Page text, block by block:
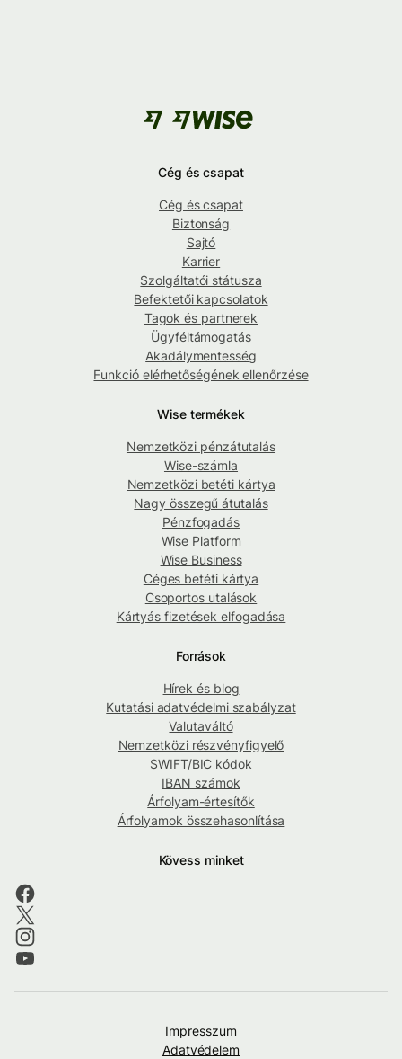
Cég és csapat
Cég és csapat
Biztonság
Sajtó
Karrier
Szolgáltatói státusza
Befektetői kapcsolatok
Tagok és partnerek
Ügyféltámogatás
Akadálymentesség
Funkció elérhetőségének ellenőrzése
Wise termékek
Nemzetközi pénzátutalás
Wise-számla
Nemzetközi betéti kártya
Nagy összegű átutalás
Pénzfogadás
Wise Platform
Wise Business
Céges betéti kártya
Csoportos utalások
Kártyás fizetések elfogadása
Források
Hírek és blog
Kutatási adatvédelmi szabályzat
Valutaváltó
Nemzetközi részvényfigyelő
SWIFT/BIC kódok
IBAN számok
Árfolyam-értesítők
Árfolyamok összehasonlítása
Kövess minket
Impresszum
Adatvédelem